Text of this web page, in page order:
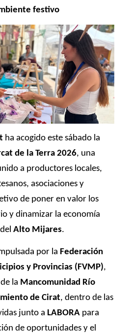
festivo
ha acogido este sábado la
de la Terra 2026, una
a productores locales,
asociaciones y
de poner en valor los
y dinamizar la economía
Alto Mijares.
por la Federación
y Provincias (FVMP),
la Mancomunidad Río
de Cirat, dentro de las
junto a LABORA para
de oportunidades y el